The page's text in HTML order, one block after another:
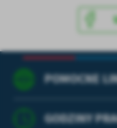
społecznościowych.
POMOCNE
GODZINY